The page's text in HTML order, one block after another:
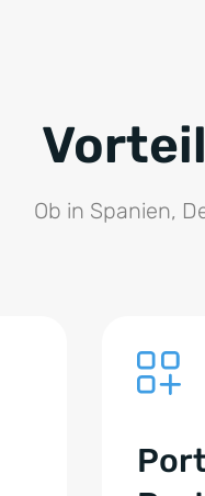
Ob in Spanien,